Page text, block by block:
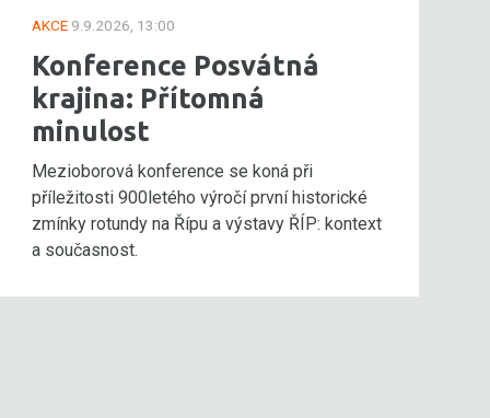
AKCE 9.9.2026, 13:00
Konference Posvátná
krajina: Přítomná
minulost
Mezioborová konference se koná při
příležitosti 900letého výročí první historické
zmínky rotundy na Řípu a výstavy ŘÍP: kontext
a současnost.